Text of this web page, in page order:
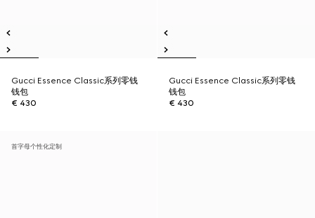
Gucci Essence Classic系列零钱
钱包
€ 430
Gucci Essence Classic系列零钱
钱包
€ 430
首字母个性化定制